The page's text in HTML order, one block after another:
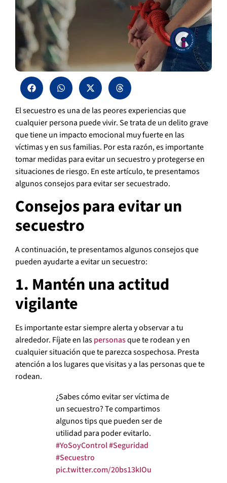
El secuestro es una de las peores experiencias que
cualquier persona puede vivir. Se trata de un delito grave
que tiene un impacto emocional muy fuerte en las
víctimas y en sus familias. Por esta razón, es importante
tomar medidas para evitar un secuestro y protegerse en
situaciones de riesgo. En este artículo, te presentamos
algunos consejos para evitar ser secuestrado.
Consejos para evitar un
secuestro
A continuación, te presentamos algunos consejos que
pueden ayudarte a evitar un secuestro:
1. Mantén una actitud
vigilante
Es importante estar siempre alerta y observar a tu
alrededor. Fíjate en laspersonasque te rodean y en
cualquier situación que te parezca sospechosa. Presta
atención a los lugares que visitas y a las personas que te
rodean.
¿Sabes cómo evitar ser víctima de
un secuestro? Te compartimos
algunos tips que pueden ser de
utilidad para poder evitarlo.
#YoSoyControl#Seguridad
#Secuestro
pic.twitter.com/20bs13kIOu